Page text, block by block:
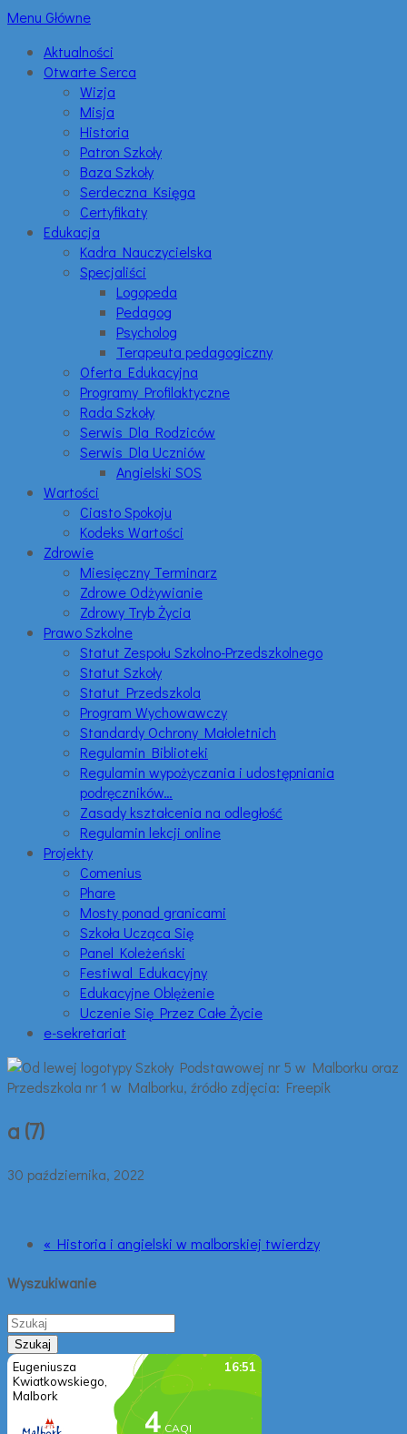
Menu Główne
Aktualności
Otwarte Serca
Wizja
Misja
Historia
Patron Szkoły
Baza Szkoły
Serdeczna Księga
Certyfikaty
Edukacja
Kadra Nauczycielska
Specjaliści
Logopeda
Pedagog
Psycholog
Terapeuta pedagogiczny
Oferta Edukacyjna
Programy Profilaktyczne
Rada Szkoły
Serwis Dla Rodziców
Serwis Dla Uczniów
Angielski SOS
Wartości
Ciasto Spokoju
Kodeks Wartości
Zdrowie
Miesięczny Terminarz
Zdrowe Odżywianie
Zdrowy Tryb Życia
Prawo Szkolne
Statut Zespołu Szkolno-Przedszkolnego
Statut Szkoły
Statut Przedszkola
Program Wychowawczy
Standardy Ochrony Małoletnich
Regulamin Biblioteki
Regulamin wypożyczania i udostępniania
podręczników…
Zasady kształcenia na odległość
Regulamin lekcji online
Projekty
Comenius
Phare
Mosty ponad granicami
Szkoła Ucząca Się
Panel Koleżeński
Festiwal Edukacyjny
Edukacyjne Oblężenie
Uczenie Się Przez Całe Życie
e-sekretariat
a (7)
30 października, 2022
« Historia i angielski w malborskiej twierdzy
Wyszukiwanie